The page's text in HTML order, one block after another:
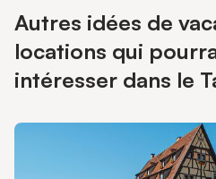
Autres idées de
locations qui
intéresser dans le